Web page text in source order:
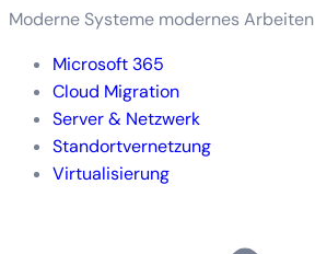
Moderne Systeme modernes Arbeiten
Microsoft 365
Cloud Migration
Server & Netzwerk
Standortvernetzung
Virtualisierung